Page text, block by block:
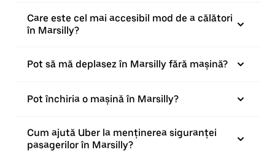
Care este cel mai accesibil mod de a călători
în Marsilly?
Pot să mă deplasez în Marsilly fără mașină?
Pot închiria o mașină în Marsilly?
Cum ajută Uber la menținerea siguranței
pasagerilor în Marsilly?